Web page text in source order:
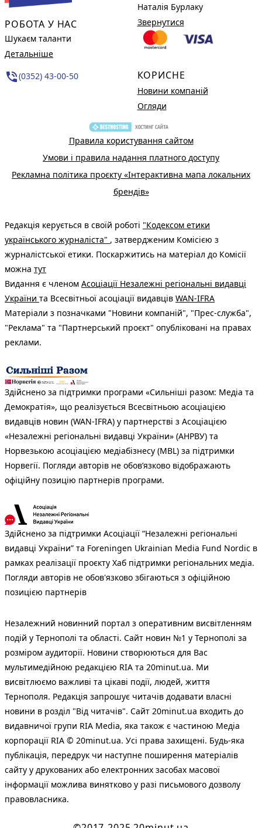
РОБОТА У НАС
Шукаєм таланти
Детальніше
phone_in_talk(0352) 43-00-50
Наталія Бурлаку
Звернутися
КОРИСНЕ
Новини компаній
Огляди
Правила користування сайтом
Умови і правила надання платного доступу
Рекламна політика проєкту «Інтерактивна мапа локальних
брендів»
Редакція керується в своїй роботі "Кодексом етики
українського журналіста" , затвердженим Комісією з
журналістської етики. Поскаржитись на матеріал до Комісії
можна тут
Видання є членом Асоціації Незалежні регіональні видавці
України та Всесвітньої асоціації видавців WAN-IFRA
Матеріали з позначками "Новини компаній", "Прес-служба",
"Реклама" та "Партнерський проєкт" опубліковані на правах
реклами.
Здійснено за підтримки програми «Сильніші разом: Медіа та
Демократія», що реалізується Всесвітньою асоціацією
видавців новин (WAN-IFRA) у партнерстві з Асоціацією
«Незалежні регіональні видавці України» (АНРВУ) та
Норвезькою асоціацією медіабізнесу (MBL) за підтримки
Норвегії. Погляди авторів не обов’язково відображають
офіційну позицію партнерів програми.
Здійснено за підтримки Асоціації “Незалежні регіональні
видавці України” та Foreningen Ukrainian Media Fund Nordic в
рамках реалізації проєкту Хаб підтримки регіональних медіа.
Погляди авторів не обов'язково збігаються з офіційною
позицією партнерів
Незалежний новинний портал з оперативним висвітленням
подій у Тернополі та області. Сайт новин №1 у Тернополі за
розміром аудиторії. Новини створюються для Вас
мультимедійною редакцією RIA та 20minut.ua. Ми
висвітлюємо важливі та цікаві події, людей, життя
Тернополя. Редакція запрошує читачів додавати власні
новини в розділ "Від читачів". Сайт 20minut.ua входить до
видавничої групи RIA Media, яка також є частиною Медіа
корпорації RIA © 20minut.ua. Усі права захищені. Будь-яка
публiкацiя, передрук чи наступне поширення матеріалів
сайту у друкованих або електронних засобах масової
інформації можлива винятково у разі письмового дозволу
правовласника.